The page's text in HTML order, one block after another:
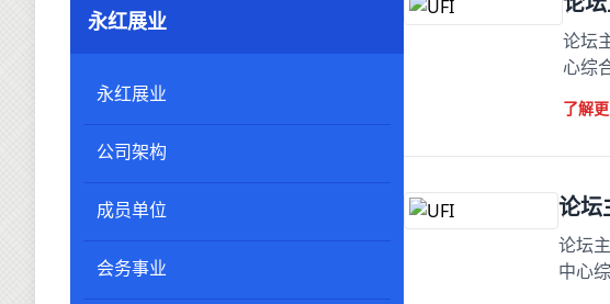
永红展业
永红展业
公司架构
成员单位
会务事业
论坛
心综
了解
论坛
论坛
中心